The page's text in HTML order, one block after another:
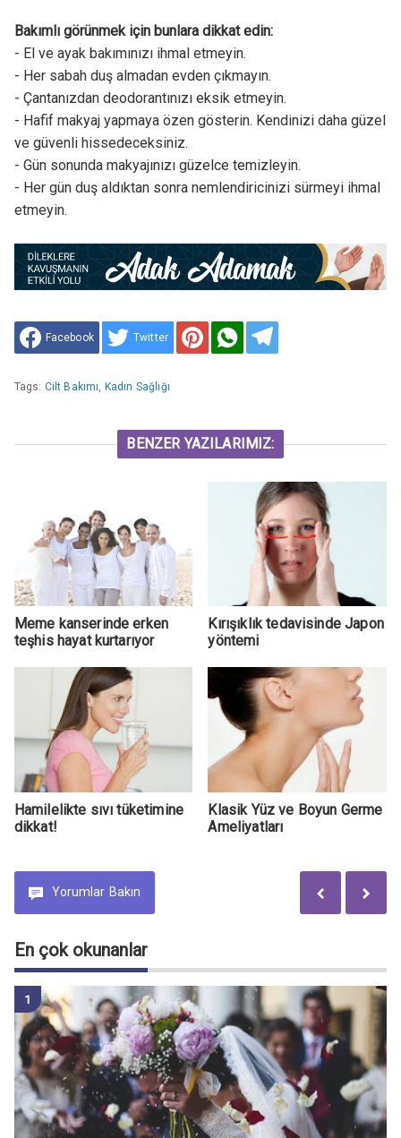
Bakımlı görünmek için bunlara dikkat edin:
- El ve ayak bakımınızı ihmal etmeyin.
- Her sabah duş almadan evden çıkmayın.
- Çantanızdan deodorantınızı eksik etmeyin.
- Hafif makyaj yapmaya özen gösterin. Kendinizi daha güzel
ve güvenli hissedeceksiniz.
- Gün sonunda makyajınızı güzelce temizleyin.
- Her gün duş aldıktan sonra nemlendiricinizi sürmeyi ihmal
etmeyin.
Facebook Twitter
Tags: Cilt Bakımı Kadın Sağlığı
BENZER YAZILARIMIZ:
Meme kanserinde erken
teşhis hayat kurtarıyor
Kırışıklık tedavisinde Japon
yöntemi
Hamilelikte sıvı tüketimine
dikkat!
Klasik Yüz ve Boyun Germe
Ameliyatları
Yorumlar Bakın
En çok okunanlar